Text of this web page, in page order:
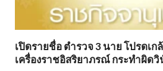
เปิดรายชื่อ ตำรวจ 3 นาย โปรดเก
เครื่องราชอิสริยาภรณ์ กระทำผิดวิ